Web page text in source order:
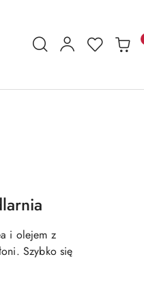
i olejem z
Szybko się